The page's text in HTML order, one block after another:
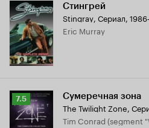
Стингрей
Stingray, Сериал,
Eric Murray
Рейтинг
Кинопоиска
7.5
7.5 Сумеречная зона
The Twilight Zone,
Tim Conrad (segment